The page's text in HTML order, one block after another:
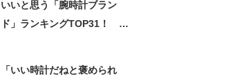
いいと思う「腕時計ブラン
ド」ランキングTOP31！ 第
「いい時計だねと褒められ